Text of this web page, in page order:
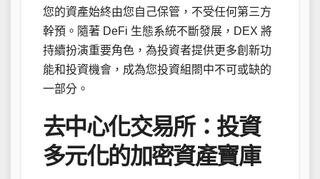
您的資產始終由您自己保管，不受任何第三方
幹預。隨著 DeFi 生態系統不斷發展，DEX 將
持續扮演重要角色，為投資者提供更多創新功
能和投資機會，成為您投資組閤中不可或缺的
一部分。
去中心化交易所：投資
多元化的加密資產寶庫